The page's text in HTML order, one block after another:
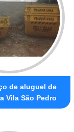
de aluguel de
Vila São Pedro